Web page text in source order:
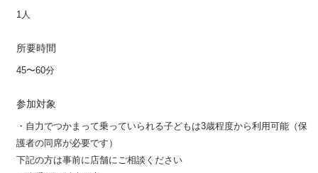
1人
所要時間
45〜60分
参加対象
・自力でつかまって乗っていられる子どもは3歳程度から利用可能（保
護者の同席が必要です）
下記の方は事前に店舗にご相談ください